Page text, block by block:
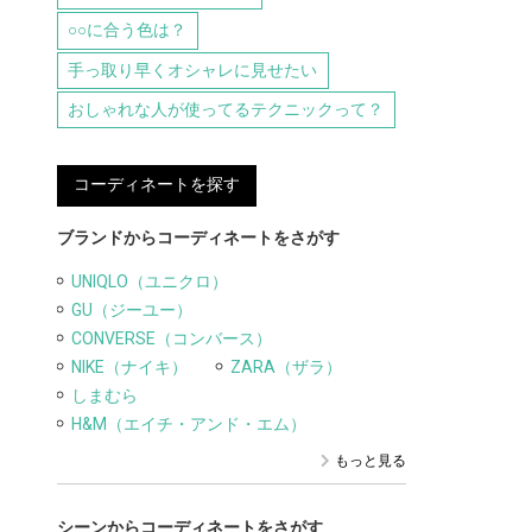
○○に合う色は？
手っ取り早くオシャレに見せたい
おしゃれな人が使ってるテクニックって？
コーディネートを探す
ブランドからコーディネートをさがす
UNIQLO（ユニクロ）
GU（ジーユー）
CONVERSE（コンバース）
NIKE（ナイキ）
ZARA（ザラ）
しまむら
H&M（エイチ・アンド・エム）
もっと見る
シーンからコーディネートをさがす